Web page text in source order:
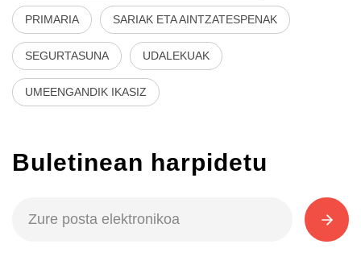
PRIMARIA SARIAK ETA AINTZATESPENAK
SEGURTASUNA UDALEKUAK
UMEENGANDIK IKASIZ
Buletinean harpidetu